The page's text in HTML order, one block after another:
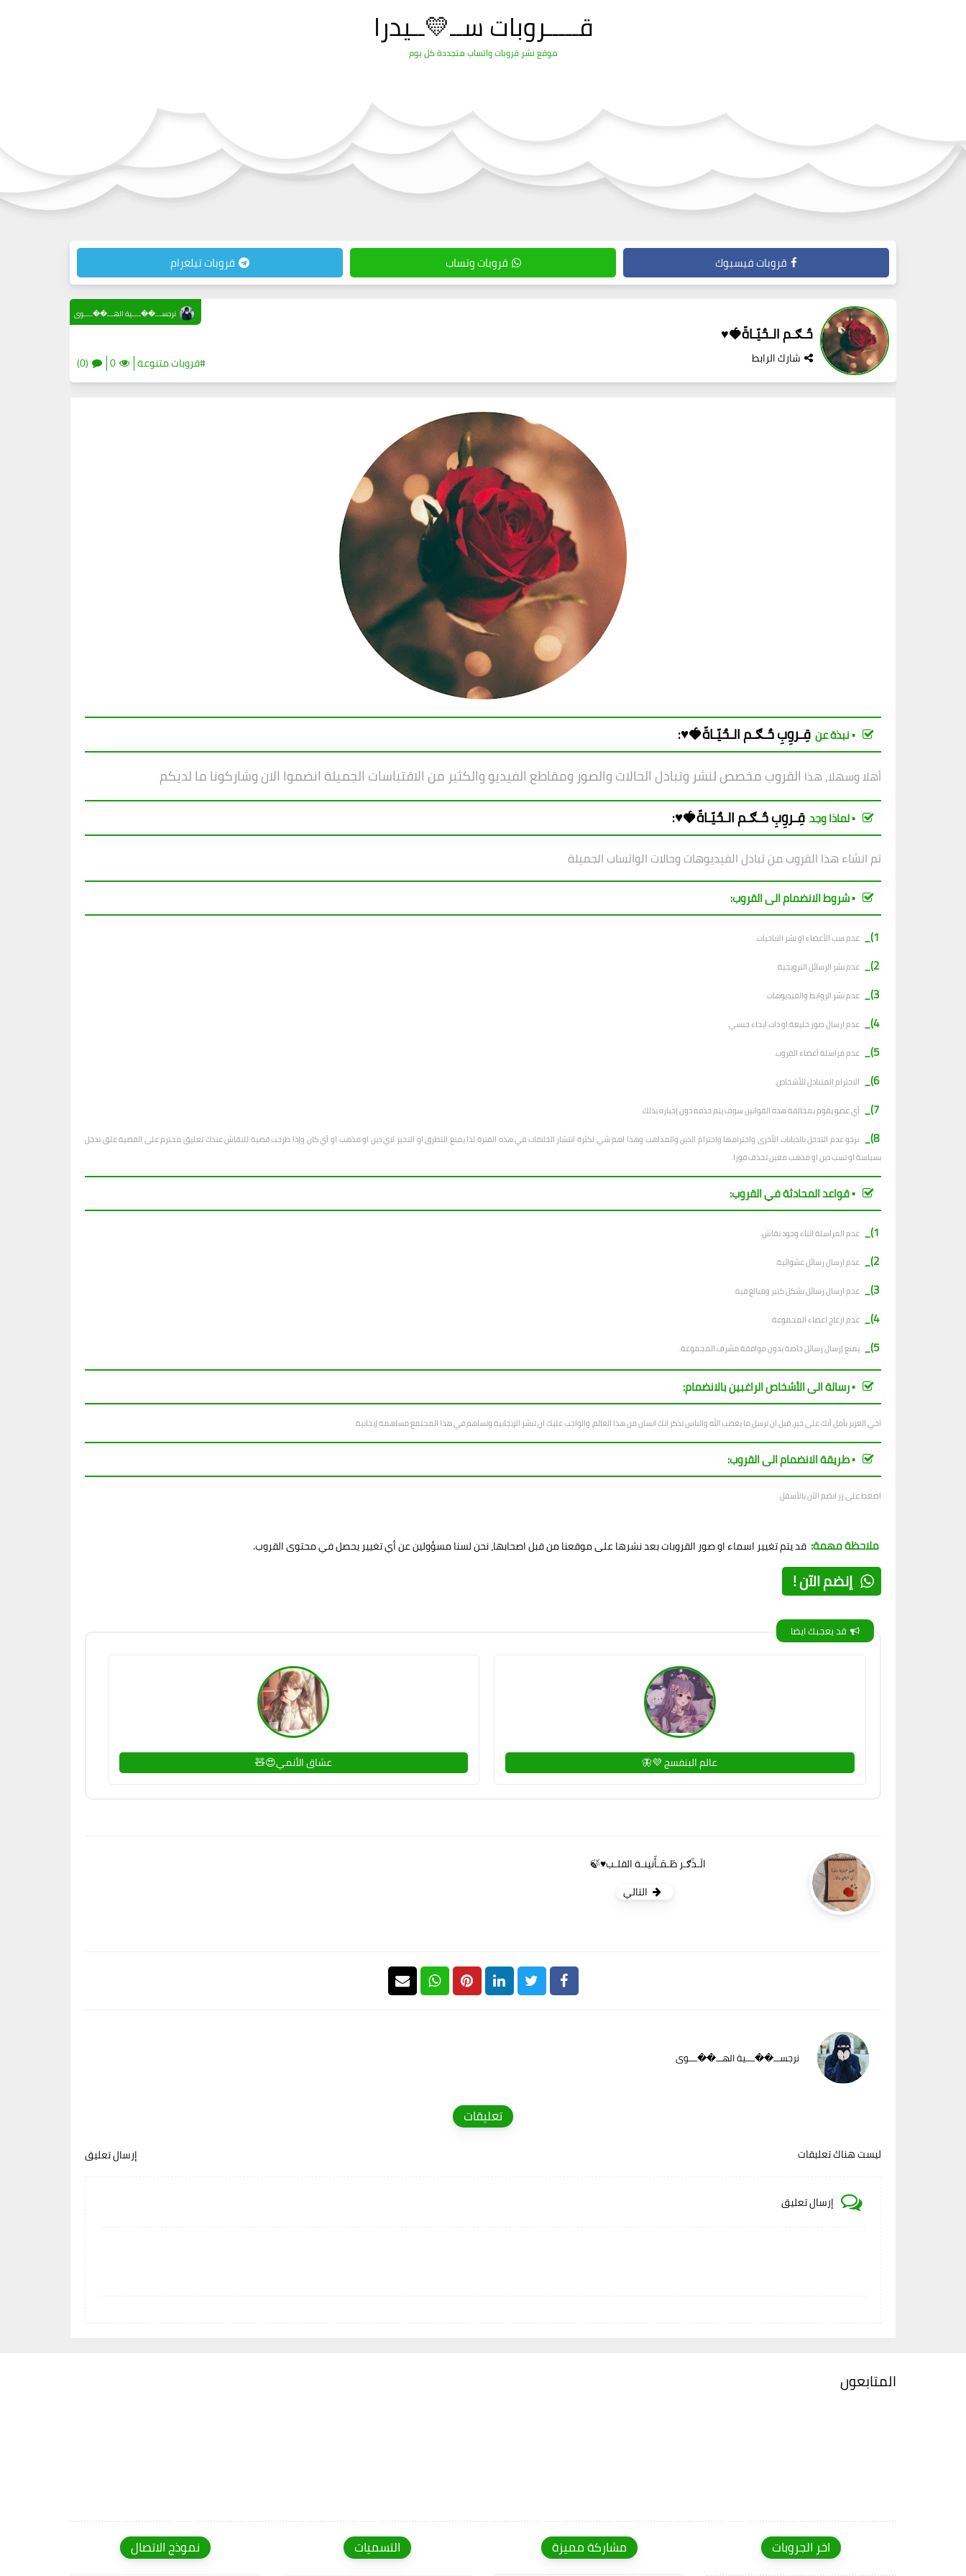
قـــــروبات ســ💛ــيدرا
موقع نشر قروبات واتساب متجددة كل يوم
قروبات فيسبوك قروبات وتساب قروبات تيلغرام
حٌـګـم الـحٌيّـاةّ🍓♥️
شارك الرابط #قروبات متنوعة 0
(0)
نرجســـ��ــــية الهـــ��ــــوى
▪︎ نبذة عن قِـروِبِحٌـګـم الـحٌيّـاةّ🍓♥️:
أهلا وسهلا، هذا القروب مخصص لنشر وتبادل الحالات والصور ومقاطع الفيديو والكثير من الاقتباسات الجميلة انضموا الان وشاركونا ما لديكم
▪︎ لماذا وجد قِـروِبِحٌـګـم الـحٌيّـاةّ🍓♥️:
تم انشاء هذا القروب من تبادل الفيديوهات وحالات الواتساب الجميلة
▪︎ شروط الانضمام الى القروب:
1)_
عدم سب الأعضاء او نشر الاباحيات.
2)_ عدم نشر الرسائل الترويجية.
3)_ عدم نشر الروابط والفيديوهات.
4)_ عدم ارسال صور خليعة او ذات ايحاء جنسي.
5)_ عدم مراسلة أعضاء القروب.
6)_ الاحترام المتبادل للأشخاص.
7)_ أي عضو يقوم بمخالفة هذه القوانين سوف يتم حذفه دون إخباره بذلك.
8)_
نرجو عدم التدخل بالديانات الأخرى واحترامها واحترام الدين والمذاهب وهذا اهم شي لكثرة انتشار الخلافات في هذه الفترة لذا يمنع التطرق او التحيز لاي دين او مذهب او أي كان وإذا طرحت قضية للنقاش عندك تعليق محترم على القضية علق تدخل
بسياسة او تسب دين او مذهب معين تحذف فورا.
▪︎ قواعد المحادثة في القروب:
1)_
عدم المراسلة اثناء وجود نقاش.
2)_ عدم ارسال رسائل عشوائية.
3)_ عدم ارسال رسائل بشكل كبير ومبالغ فيه.
4)_ عدم ازعاج اعضاء المجموعة.
5)_ يمنع إرسال رسائل خاصة بدون موافقة مشرف المجموعة.
▪︎ رسالة الى الأشخاص الراغبين بالانضمام:
اخي العزيز نأمل أنك على خير، قبل ان ترسل ما يغضب الله والناس تذكر انك انسان من هذا العالم، والواجب عليك ان تنشر الإيجابية وتساهم في هذا المجتمع مساهمة إيجابية.
▪︎ طريقة الانضمام الى القروب:
اضغط على زر انضم الآن بالأسفل
ملاحظة مهمة: قد يتم تغيير اسماء او صور القروبات بعد نشرها على موقعنا من قبل اصحابها، نحن لسنا مسؤولين عن أي تغيير يحصل في محتوى القروب.
إنضم الآن !
قد يعجبك ايضا
عالم البنفسج 💜🦋 عشاق الأنمي😍🧸
الَـذّګـر طّـمَـأّنينـة القلـب♥️🍃
التالي
نرجســـ��ــــية الهـــ��ــــوى
تعليقات
ليست هناك تعليقات إرسال تعليق
إرسال تعليق
المتابعون
اخر الجروبات مشاركة مميزة التسميات نموذج الاتصال